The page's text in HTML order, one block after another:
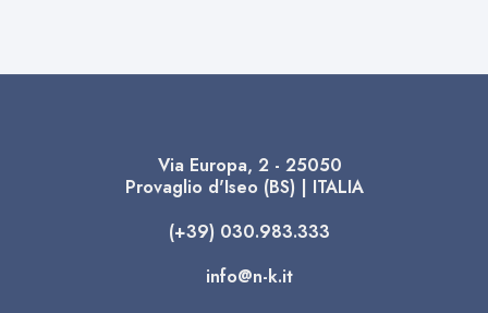
Via Europa, 2 - 25050
Provaglio d'Iseo (BS) | ITALIA
(+39) 030.983.333
info@n-k.it